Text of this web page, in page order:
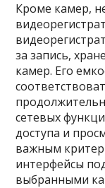
Кроме камер,
за запись,
камер. Его
сетевых
доступа и
важным
интерфейсы
выбранными